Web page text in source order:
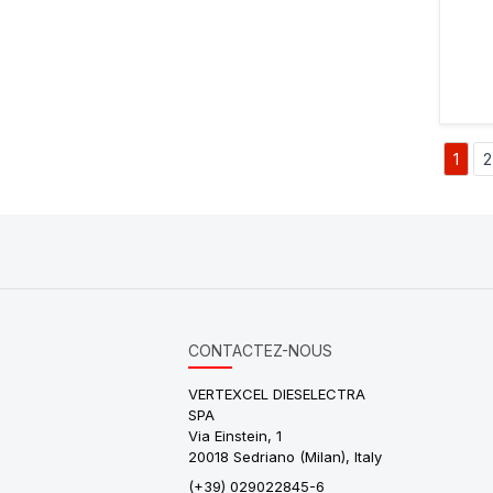
1 2
CONTACTEZ-NOUS
VERTEXCEL DIESELECTRA
SPA
Via Einstein, 1
20018 Sedriano (Milan), Italy
(+39) 029022845-6